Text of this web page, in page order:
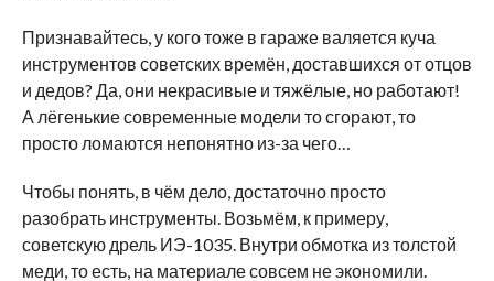
Признавайтесь, у кого тоже в гараже валяется куча
инструментов советских времён, доставшихся от отцов
и дедов? Да, они некрасивые и тяжёлые, но работают!
А лёгенькие современные модели то сгорают, то
просто ломаются непонятно из-за чего…
Чтобы понять, в чём дело, достаточно просто
разобрать инструменты. Возьмём, к примеру,
советскую дрель ИЭ-1035. Внутри обмотка из толстой
меди, то есть, на материале совсем не экономили.